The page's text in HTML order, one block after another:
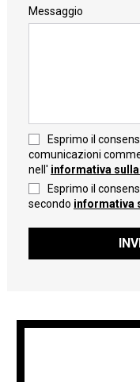
Messaggio
Esprimo il
comunicazioni
nell' informativa
Esprimo il
secondo informativa